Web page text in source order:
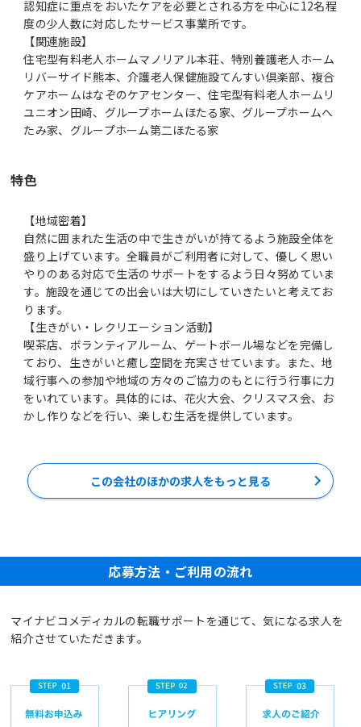
認知症に重点をおいたケアを必要とされる方を中心に12名程
度の少人数に対応したサービス事業所です。
【関連施設】
住宅型有料老人ホームマノリアル本荘、特別養護老人ホーム
リバーサイド熊本、介護老人保健施設てんすい倶楽部、複合
ケアホームはなぞのケアセンター、住宅型有料老人ホームリ
ユニオン田崎、グループホームほたる家、グループホームへ
たみ家、グループホーム第二ほたる家
特色
【地域密着】
自然に囲まれた生活の中で生きがいが持てるよう施設全体を
盛り上げています。全職員がご利用者に対して、優しく思い
やりのある対応で生活のサポートをするよう日々努めていま
す。施設を通じての出会いは大切にしていきたいと考えてお
ります。
【生きがい・レクリエーション活動】
喫茶店、ボランティアルーム、ゲートボール場などを完備し
ており、生きがいと癒し空間を充実させています。また、地
域行事への参加や地域の方々のご協力のもとに行う行事に力
をいれています。具体的には、花火大会、クリスマス会、お
かし作りなどを行い、楽しむ生活を提供しています。
この会社のほかの求人をもっと見る
応募方法・ご利用の流れ
マイナビコメディカルの転職サポートを通じて、気になる求人を
紹介させていただきます。